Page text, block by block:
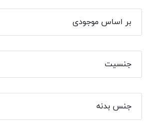
بر اساس موجودی
جنسیت
جنس بدنه